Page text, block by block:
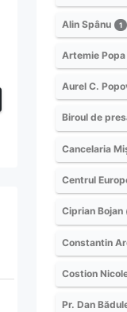
Alin Spânu 1
Artemie Popa
Aurel C.
Biroul de
Cancelaria
Centrul
Ciprian Bojan
Constantin
Costion
Pr. Dan